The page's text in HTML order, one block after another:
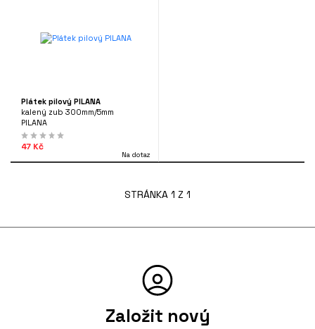
Plátek pilový PILANA
kalený zub 300mm/5mm
PILANA
47 Kč
Na dotaz
STRÁNKA 1 Z 1
Založit nový